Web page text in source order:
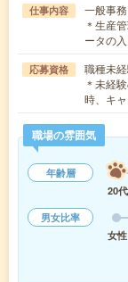
仕事内容
一般事務
＊生産
ータの
応募資格
職種未
＊未経
時、キ
職場の雰囲気
年齢層
20代
男女比率
女性